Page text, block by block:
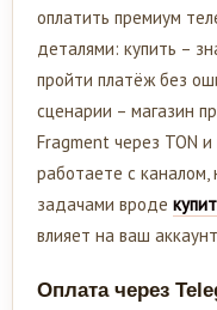
оплатить премиум
деталями: купить –
пройти платёж без
сценарии – магазин
Fragment через TON
работаете с каналом,
задачами вроде
влияет на ваш
Оплата через